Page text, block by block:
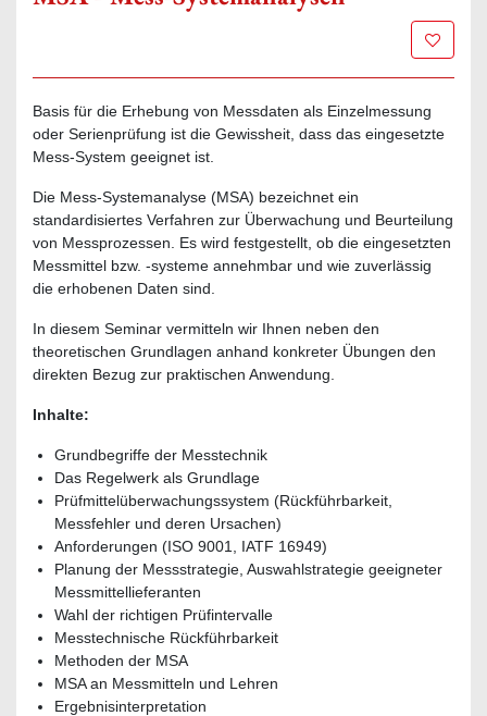
Zur
Basis für die Erhebung von Messdaten als Einzelmessung
oder Serienprüfung ist die Gewissheit, dass das eingesetzte
Mess-System geeignet ist.
Die Mess-Systemanalyse (MSA) bezeichnet ein
standardisiertes Verfahren zur Überwachung und Beurteilung
von Messprozessen. Es wird festgestellt, ob die eingesetzten
Messmittel bzw. -systeme annehmbar und wie zuverlässig
die erhobenen Daten sind.
In diesem Seminar vermitteln wir Ihnen neben den
theoretischen Grundlagen anhand konkreter Übungen den
direkten Bezug zur praktischen Anwendung.
Inhalte:
Grundbegriffe der Messtechnik
Das Regelwerk als Grundlage
Prüfmittelüberwachungssystem (Rückführbarkeit,
Messfehler und deren Ursachen)
Anforderungen (ISO 9001, IATF 16949)
Planung der Messstrategie, Auswahlstrategie geeigneter
Messmittellieferanten
Wahl der richtigen Prüfintervalle
Messtechnische Rückführbarkeit
Methoden der MSA
MSA an Messmitteln und Lehren
Ergebnisinterpretation